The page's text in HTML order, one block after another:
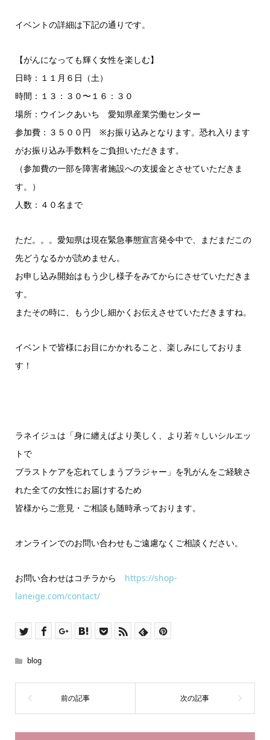
イベントの詳細は下記の通りです。
【がんになっても輝く女性を楽しむ】
日時：１１月６日（土）
時間：１３：３０〜１６：３０
場所：ウインクあいち 愛知県産業労働センター
参加費：３５００円 ※お振り込みとなります。恐れ入ります
がお振り込み手数料をご負担いただきます。
（参加費の一部を障害者施設への支援金とさせていただきま
す。）
人数：４０名まで
ただ。。。愛知県は現在緊急事態宣言発令中で、まだまだこの
先どうなるかが読めません。
お申し込み開始はもう少し様子をみてからにさせていただきま
す。
またその時に、もう少し細かくお伝えさせていただきますね。
イベントで皆様にお目にかかれること、楽しみにしておりま
す！
ラネイジュは「身に纏えばより美しく、より若々しいシルエッ
トで
ブラストケアを忘れてしまうブラジャー」を乳がんをご経験さ
れた全ての女性にお届けするため
皆様からご意見・ご相談も随時承っております。
オンラインでのお問い合わせもご遠慮なくご相談ください。
お問い合わせはコチラから https://shop-
laneige.com/contact/
blog